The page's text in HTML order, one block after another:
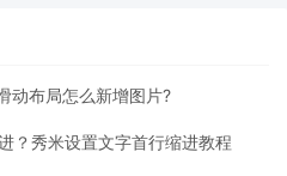
动布局怎么新增图片?
？秀米设置文字首行缩进教程